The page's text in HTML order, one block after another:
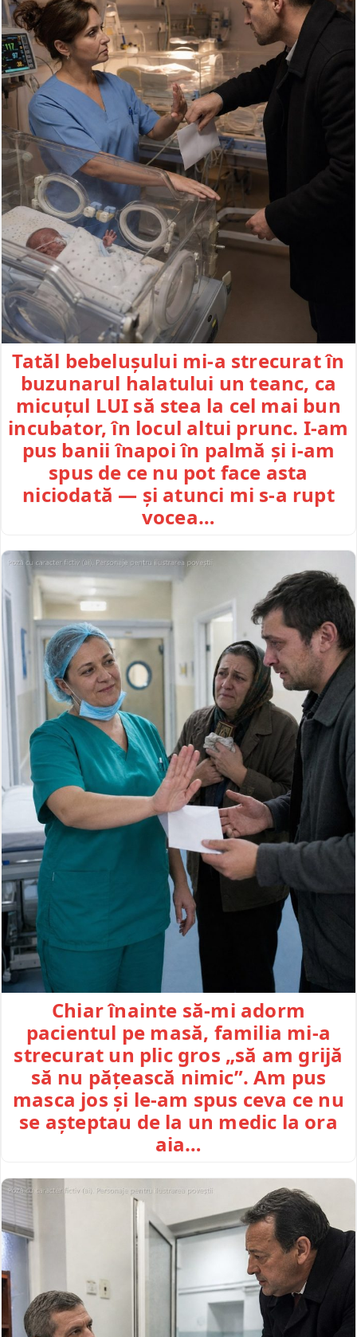
Tatăl bebelușului mi-a strecurat în
buzunarul halatului un teanc, ca
micuțul LUI să stea la cel mai bun
incubator, în locul altui prunc. I-am
pus banii înapoi în palmă și i-am
spus de ce nu pot face asta
niciodată — și atunci mi s-a rupt
vocea…
Chiar înainte să-mi adorm
pacientul pe masă, familia mi-a
strecurat un plic gros „să am grijă
să nu pățească nimic”. Am pus
masca jos și le-am spus ceva ce nu
se așteptau de la un medic la ora
aia…